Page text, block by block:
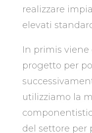
realizzare
elevati
In primis
progetto per
utilizziamo la
del settore per